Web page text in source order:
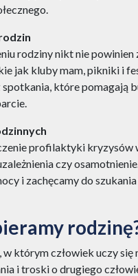
rodziny nikt nie powinien
jak kluby mam, pikniki i
które pomagają
profilaktyki kryzysów
czy
i zachęcamy do
którym człowiek uczy się
i troski o drugiego